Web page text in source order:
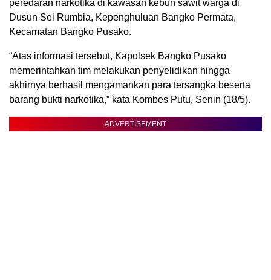
peredaran narkotika di kawasan kebun sawit warga di
Dusun Sei Rumbia, Kepenghuluan Bangko Permata,
Kecamatan Bangko Pusako.
“Atas informasi tersebut, Kapolsek Bangko Pusako
memerintahkan tim melakukan penyelidikan hingga
akhirnya berhasil mengamankan para tersangka beserta
barang bukti narkotika,” kata Kombes Putu, Senin (18/5).
ADVERTISEMENT